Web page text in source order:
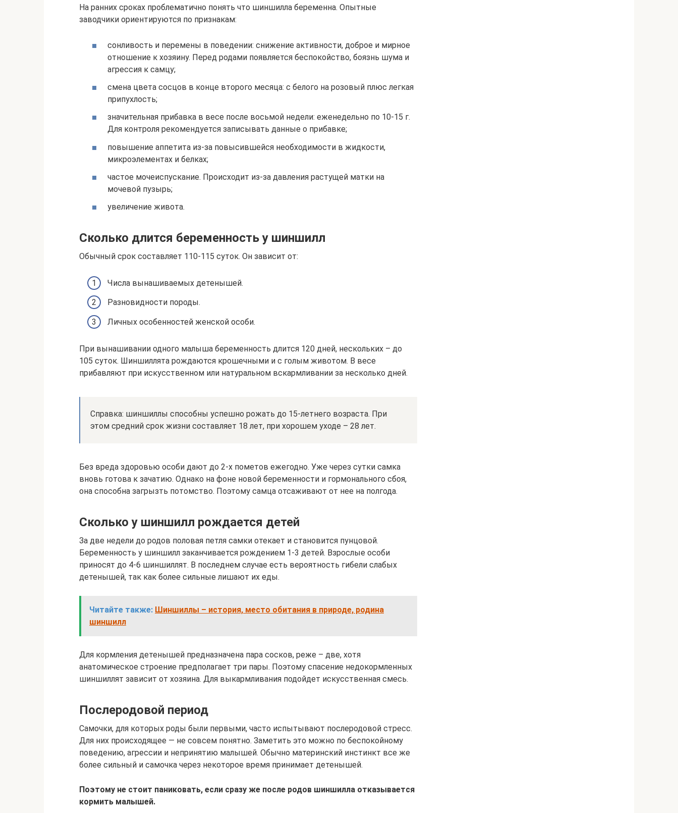
На ранних сроках проблематично понять что шиншилла беременна. Опытные
заводчики ориентируются по признакам:
сонливость и перемены в поведении: снижение активности, доброе и мирное
отношение к хозяину. Перед родами появляется беспокойство, боязнь шума и
агрессия к самцу;
смена цвета сосцов в конце второго месяца: с белого на розовый плюс легкая
припухлость;
значительная прибавка в весе после восьмой недели: еженедельно по 10-15 г.
Для контроля рекомендуется записывать данные о прибавке;
повышение аппетита из-за повысившейся необходимости в жидкости,
микроэлементах и белках;
частое мочеиспускание. Происходит из-за давления растущей матки на
мочевой пузырь;
увеличение живота.
Сколько длится беременность у шиншилл
Обычный срок составляет 110-115 суток. Он зависит от:
Числа вынашиваемых детенышей.
Разновидности породы.
Личных особенностей женской особи.
При вынашивании одного малыша беременность длится 120 дней, нескольких – до
105 суток. Шиншиллята рождаются крошечными и с голым животом. В весе
прибавляют при искусственном или натуральном вскармливании за несколько дней.
Справка: шиншиллы способны успешно рожать до 15-летнего возраста. При
этом средний срок жизни составляет 18 лет, при хорошем уходе – 28 лет.
Без вреда здоровью особи дают до 2-х пометов ежегодно. Уже через сутки самка
вновь готова к зачатию. Однако на фоне новой беременности и гормонального сбоя,
она способна загрызть потомство. Поэтому самца отсаживают от нее на полгода.
Сколько у шиншилл рождается детей
За две недели до родов половая петля самки отекает и становится пунцовой.
Беременность у шиншилл заканчивается рождением 1-3 детей. Взрослые особи
приносят до 4-6 шиншиллят. В последнем случае есть вероятность гибели слабых
детенышей, так как более сильные лишают их еды.
Читайте также: Шиншиллы – история, место обитания в природе, родина
шиншилл
Для кормления детенышей предназначена пара сосков, реже – две, хотя
анатомическое строение предполагает три пары. Поэтому спасение недокормленных
шиншиллят зависит от хозяина. Для выкармливания подойдет искусственная смесь.
Послеродовой период
Самочки, для которых роды были первыми, часто испытывают послеродовой стресс.
Для них происходящее — не совсем понятно. Заметить это можно по беспокойному
поведению, агрессии и непринятию малышей. Обычно материнский инстинкт все же
более сильный и самочка через некоторое время принимает детенышей.
Поэтому не стоит паниковать, если сразу же после родов шиншилла отказывается
кормить малышей.